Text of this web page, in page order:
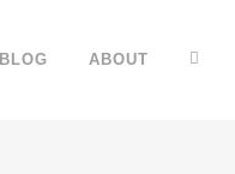
BLOG ABOUT